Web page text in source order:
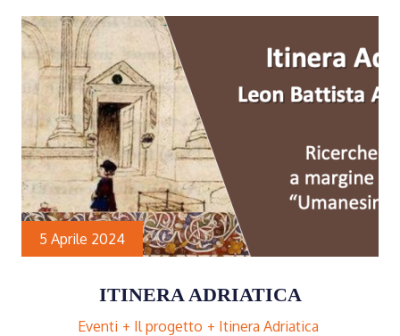
5 Aprile 2024
ITINERA ADRIATICA
Eventi Il progetto Itinera Adriatica